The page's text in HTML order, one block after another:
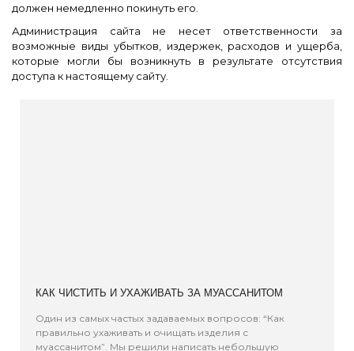
должен немедленно покинуть его.
Администрация сайта не несет ответственности за
возможные виды убытков, издержек, расходов и ущерба,
которые могли бы возникнуть в результате отсутствия
доступа к настоящему сайту.
КАК ЧИСТИТЬ И УХАЖИВАТЬ ЗА МУАССАНИТОМ
Один из самых частых задаваемых вопросов: “Как
правильно ухаживать и очищать изделия с
муассанитом”. Мы решили написать небольшую